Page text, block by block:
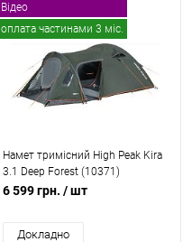
Відео
оплата частинами 3 міс.
безкоштовна доставка
Намет тримісний High Peak Kira
3.1 Deep Forest (10371)
6 599 грн. / шт
Докладно